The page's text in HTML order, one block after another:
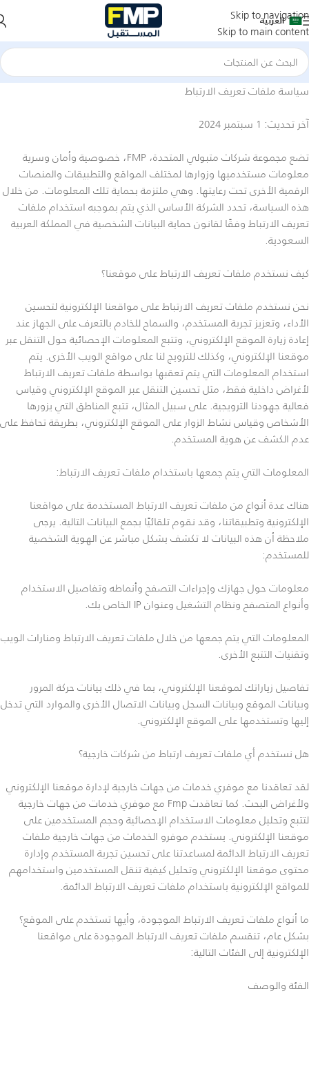
Skip to navigation
Skip to main content
العربية
سياسة ملفات تعريف الارتباط
آخر تحديث: 1 سبتمبر 2024
تضع مجموعة شركات متبولي المتحدة، FMP، خصوصية وأمان وسرية
معلومات مستخدميها وزوارها لمختلف المواقع والتطبيقات والمنصات
الرقمية الأخرى تحت رعايتها. وهي ملتزمة بحماية تلك المعلومات. من خلال
هذه السياسة، تحدد الشركة الأساس الذي يتم بموجبه استخدام ملفات
تعريف الارتباط وفقًا لقانون حماية البيانات الشخصية في المملكة العربية
السعودية.
كيف نستخدم ملفات تعريف الارتباط على موقعنا؟
نحن نستخدم ملفات تعريف الارتباط على مواقعنا الإلكترونية لتحسين
الأداء، وتعزيز تجربة المستخدم، والسماح للخادم بالتعرف على الجهاز عند
إعادة زيارة الموقع الإلكتروني، وتتبع المعلومات الإحصائية حول التنقل عبر
موقعنا الإلكتروني، وكذلك للترويج لنا على مواقع الويب الأخرى. يتم
استخدام المعلومات التي يتم تعقبها بواسطة ملفات تعريف الارتباط
لأغراض داخلية فقط، مثل تحسين التنقل عبر الموقع الإلكتروني وقياس
فعالية جهودنا الترويجية. على سبيل المثال، تتبع المناطق التي يزورها
الأشخاص وقياس نشاط الزوار على الموقع الإلكتروني، بطريقة تحافظ على
عدم الكشف عن هوية المستخدم.
المعلومات التي يتم جمعها باستخدام ملفات تعريف الارتباط:
هناك عدة أنواع من ملفات تعريف الارتباط المستخدمة على مواقعنا
الإلكترونية وتطبيقاتنا، وقد نقوم تلقائيًا بجمع البيانات التالية. يرجى
ملاحظة أن هذه البيانات لا تكشف بشكل مباشر عن الهوية الشخصية
للمستخدم:
معلومات حول جهازك وإجراءات التصفح وأنماطه وتفاصيل الاستخدام
وأنواع المتصفح ونظام التشغيل وعنوان IP الخاص بك.
المعلومات التي يتم جمعها من خلال ملفات تعريف الارتباط ومنارات الويب
وتقنيات التتبع الأخرى.
تفاصيل زياراتك لموقعنا الإلكتروني، بما في ذلك بيانات حركة المرور
وبيانات الموقع وبيانات السجل وبيانات الاتصال الأخرى والموارد التي تدخل
إليها وتستخدمها على الموقع الإلكتروني.
هل نستخدم أي ملفات تعريف ارتباط من شركات خارجية؟
لقد تعاقدنا مع موفري خدمات من جهات خارجية لإدارة موقعنا الإلكتروني
ولأغراض البحث. كما تعاقدت Fmp مع موفري خدمات من جهات خارجية
لتتبع وتحليل معلومات الاستخدام الإحصائية وحجم المستخدمين على
موقعنا الإلكتروني. يستخدم موفرو الخدمات من جهات خارجية ملفات
تعريف الارتباط الدائمة لمساعدتنا على تحسين تجربة المستخدم وإدارة
محتوى موقعنا الإلكتروني وتحليل كيفية تنقل المستخدمين واستخدامهم
للمواقع الإلكترونية باستخدام ملفات تعريف الارتباط الدائمة.
ما أنواع ملفات تعريف الارتباط الموجودة، وأيها تستخدم على الموقع؟
بشكل عام، تنقسم ملفات تعريف الارتباط الموجودة على مواقعنا
الإلكترونية إلى الفئات التالية:
الفئة والوصف